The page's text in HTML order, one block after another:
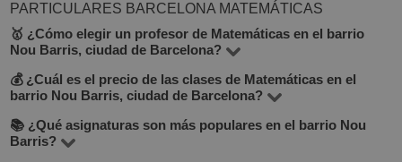
PARTICULARES BARCELONA MATEMÁTICAS
🥇 ¿Cómo elegir un profesor de Matemáticas en el barrio
Nou Barris, ciudad de Barcelona?
En BuscaTuProfesor encontrarás más de 110 000
profesores en España, incluidos 17 en el barrio Nou
Barris de Barcelona. Te recomendamos fijarte en el
💰 ¿Cuál es el precio de las clases de Matemáticas en el
barrio Nou Barris, ciudad de Barcelona?
Las tarifas varían entre 10 y 30 €/hora, dependiendo del
nivel del profesor, modalidad (presencial/online) y
📚 ¿Qué asignaturas son más populares en el barrio Nou
Barris?